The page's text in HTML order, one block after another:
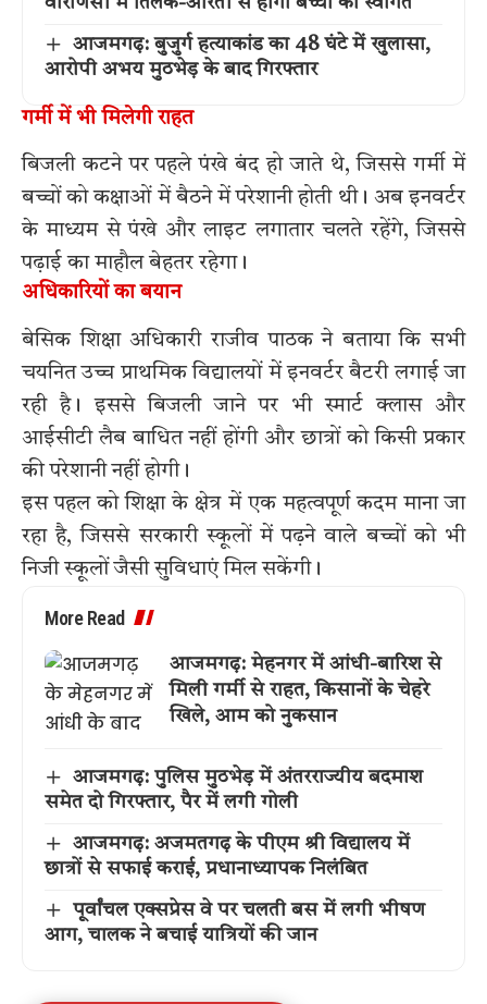
आजमगढ़: बुजुर्ग हत्याकांड का 48 घंटे में खुलासा,
आरोपी अभय मुठभेड़ के बाद गिरफ्तार
गर्मी में भी मिलेगी राहत
बिजली कटने पर पहले पंखे बंद हो जाते थे, जिससे गर्मी में
बच्चों को कक्षाओं में बैठने में परेशानी होती थी। अब इनवर्टर
के माध्यम से पंखे और लाइट लगातार चलते रहेंगे, जिससे
पढ़ाई का माहौल बेहतर रहेगा।
अधिकारियों का बयान
बेसिक शिक्षा अधिकारी राजीव पाठक ने बताया कि सभी
चयनित उच्च प्राथमिक विद्यालयों में इनवर्टर बैटरी लगाई जा
रही है। इससे बिजली जाने पर भी स्मार्ट क्लास और
आईसीटी लैब बाधित नहीं होंगी और छात्रों को किसी प्रकार
की परेशानी नहीं होगी।
इस पहल को शिक्षा के क्षेत्र में एक महत्वपूर्ण कदम माना जा
रहा है, जिससे सरकारी स्कूलों में पढ़ने वाले बच्चों को भी
निजी स्कूलों जैसी सुविधाएं मिल सकेंगी।
More Read
आजमगढ़: मेहनगर में आंधी-बारिश से
मिली गर्मी से राहत, किसानों के चेहरे
खिले, आम को नुकसान
आजमगढ़: पुलिस मुठभेड़ में अंतरराज्यीय बदमाश
समेत दो गिरफ्तार, पैर में लगी गोली
आजमगढ़: अजमतगढ़ के पीएम श्री विद्यालय में
छात्रों से सफाई कराई, प्रधानाध्यापक निलंबित
पूर्वांचल एक्सप्रेस वे पर चलती बस में लगी भीषण
आग, चालक ने बचाई यात्रियों की जान